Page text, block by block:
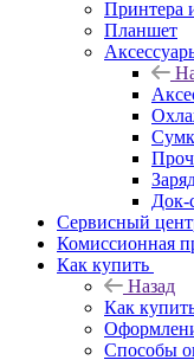
Планшет
Док-
Сервисный
Комиссионная
Как купить
Назад
Как
Способы